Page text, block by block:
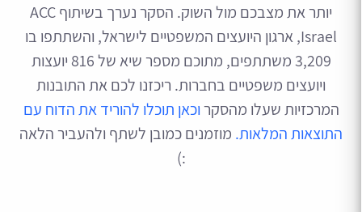
יותר את מצבכם מול השוק. הסקר נערך בשיתוף ACC
Israel, ארגון היועצים המשפטיים לישראל, והשתתפו בו
3,209 משתתפים, מתוכם מספר שיא של 816 יועצות
ויועצים משפטיים בחברות. ריכזנו לכם את התובנות
המרכזיות שעלו מהסקר וכאן תוכלו להוריד את הדוח עם
התוצאות המלאות. מוזמנים כמובן לשתף ולהעביר הלאה
:)